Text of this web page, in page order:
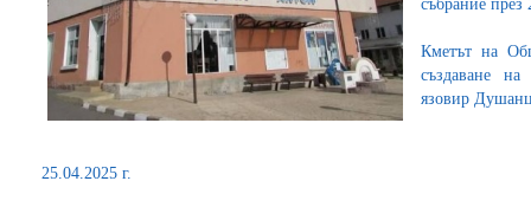
събрание през
Кметът на
създаване
язовир
25.04.2025 г.